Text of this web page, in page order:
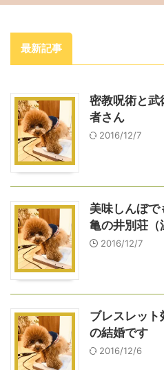
最新記事
密教呪術と
者さん
2016/12/7
美味しんぼで
亀の井別荘（
2016/12/7
ブレスレット
の結婚です
2016/12/6